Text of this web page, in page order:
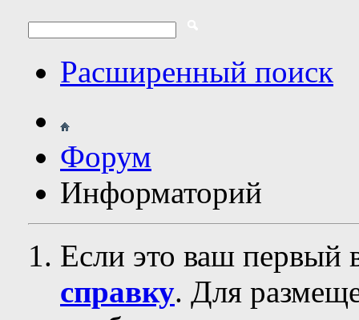
Расширенный поиск
Форум
Информаторий
Если это ваш первый
справку. Для